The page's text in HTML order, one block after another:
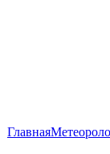
Главная